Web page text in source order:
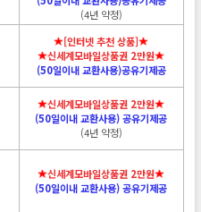
(4년 약정)
[인터넷 추천 상품]
신세계모바일상품권 2만원
(50일이내 교환사용)공유기제공
신세계모바일상품권 2만원
(50일이내 교환사용) 공유기제공
(4년 약정)
신세계모바일상품권 2만원
(50일이내 교환사용) 공유기제공